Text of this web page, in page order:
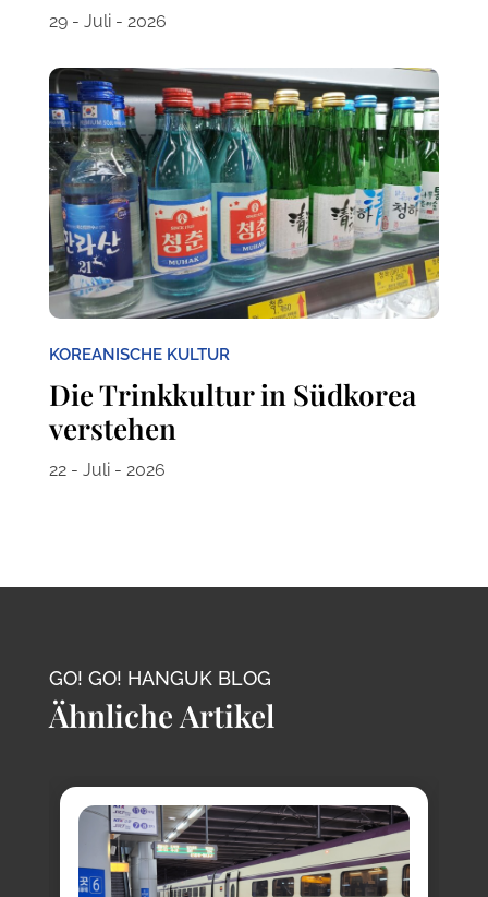
29 - Juli - 2026
KOREANISCHE KULTUR
Die Trinkkultur in Südkorea
verstehen
22 - Juli - 2026
GO! GO! HANGUK BLOG
Ähnliche Artikel